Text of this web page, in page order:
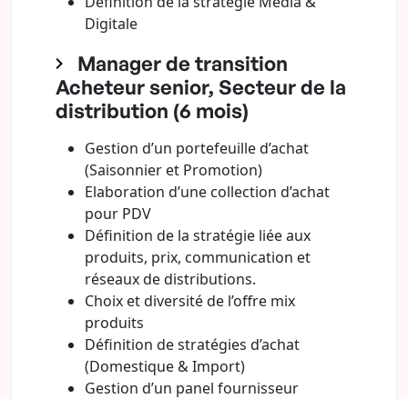
Digitale
Manager de transition
Acheteur senior, Secteur de la
distribution (6 mois)
Gestion d’un portefeuille d’achat
(Saisonnier et Promotion)
Elaboration d’une collection d’achat
pour PDV
Définition de la stratégie liée aux
produits, prix, communication et
réseaux de distributions.
Choix et diversité de l’offre mix
produits
Définition de stratégies d’achat
(Domestique & Import)
Gestion d’un panel fournisseur